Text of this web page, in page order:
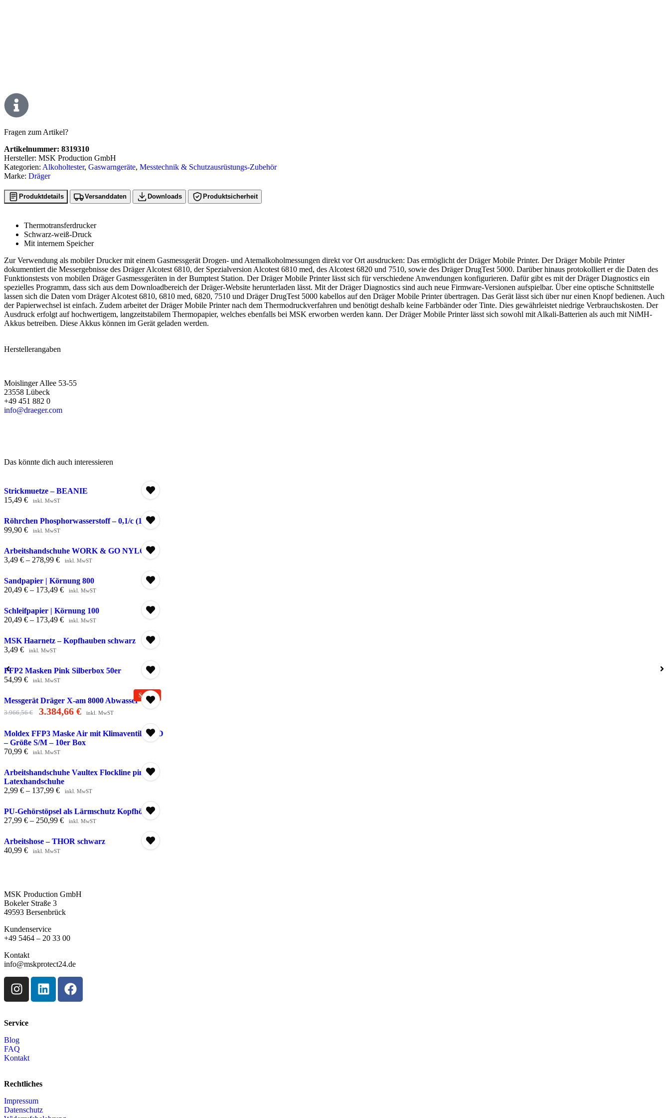
Fragen zum Artikel?
Artikelnummer: 8319310
Kategorien: Alkoholtester, Gaswarngeräte, Messtechnik & Schutzausrüstungs-Zubehör
Hersteller: MSK Production GmbH
Marke: Dräger
Produktdetails Versanddaten Downloads Produktsicherheit
Thermotransferdrucker
Schwarz-weiß-Druck
Mit internem Speicher
Zur Verwendung als mobiler Drucker mit einem Gasmessgerät Drogen- und Atemalkoholmessungen direkt vor Ort ausdrucken: Das ermöglicht der Dräger Mobile Printer. Der Dräger Mobile Printer
dokumentiert die Messergebnisse des Dräger Alcotest 6810, der Spezialversion Alcotest 6810 med, des Alcotest 6820 und 7510, sowie des Dräger DrugTest 5000. Darüber hinaus protokolliert er die Daten des
Funktionstests von mobilen Dräger Gasmessgeräten in der Bumptest Station. Der Dräger Mobile Printer lässt sich für verschiedene Anwendungen konfigurieren. Dafür gibt es mit der Dräger Diagnostics ein
spezielles Programm, dass sich aus dem Downloadbereich der Dräger-Website herunterladen lässt. Mit der Dräger Diagnostics sind auch neue Firmware-Versionen aufspielbar. Über eine optische Schnittstelle
lassen sich die Daten vom Dräger Alcotest 6810, 6810 med, 6820, 7510 und Dräger DrugTest 5000 kabellos auf den Dräger Mobile Printer übertragen. Das Gerät lässt sich über nur einen Knopf bedienen. Auch
der Papierwechsel ist einfach. Zudem arbeitet der Dräger Mobile Printer nach dem Thermodruckverfahren und benötigt deshalb keine Farbbänder oder Tinte. Dies gewährleistet niedrige Verbrauchskosten. Der
Ausdruck erfolgt auf hochwertigem, langzeitstabilem Thermopapier, welches ebenfalls bei MSK erworben werden kann. Der Dräger Mobile Printer lässt sich sowohl mit Alkali-Batterien als auch mit NiMH-
Akkus betreiben. Diese Akkus können im Gerät geladen werden.
Herstellerangaben
Moislinger Allee 53-55
23558 Lübeck
+49 451 882 0
info@draeger.com
Das könnte dich auch interessieren
Strickmuetze – BEANIE
15,49 € inkl. MwST
Röhrchen Phosphorwasserstoff – 0,1/c (10)
99,90 € inkl. MwST
Arbeitshandschuhe WORK & GO NYLON
3,49 € – 278,99 € inkl. MwST
Sandpapier | Körnung 800
20,49 € – 173,49 € inkl. MwST
Schleifpapier | Körnung 100
20,49 € – 173,49 € inkl. MwST
MSK Haarnetz – Kopfhauben schwarz
3,49 € inkl. MwST
FFP2 Masken Pink Silberbox 50er
54,99 € inkl. MwST
Messgerät Dräger X-am 8000 Abwasser
3.966,56€ 3.384,66 € inkl. MwST
Moldex FFP3 Maske Air mit Klimaventil NR D
– Größe S/M – 10er Box
70,99 € inkl. MwST
Arbeitshandschuhe Vaultex Flockline pink |
Latexhandschuhe
2,99 € – 137,99 € inkl. MwST
PU-Gehörstöpsel als Lärmschutz Kopfhörer
27,99 € – 250,99 € inkl. MwST
Arbeitshose – THOR schwarz
40,99 € inkl. MwST
MSK Production GmbH
Bokeler Straße 3
49593 Bersenbrück
Kundenservice
+49 5464 – 20 33 00
Kontakt
info@mskprotect24.de
Service
Blog
FAQ
Kontakt
Rechtliches
Impressum
Datenschutz